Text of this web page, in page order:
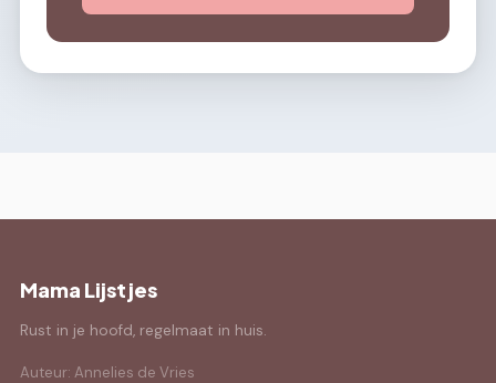
Mama Lijstjes
Rust in je hoofd, regelmaat in huis.
Auteur: Annelies de Vries